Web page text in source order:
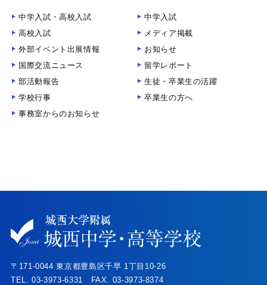
中学入試・高校入試
中学入試
高校入試
メディア掲載
外部イベント出展情報
お知らせ
国際交流ニュース
留学レポート
部活動報告
生徒・卒業生の活躍
学校行事
卒業生の方へ
事務室からのお知らせ
〒171-0044 東京都豊島区千早 1丁目10-26
TEL. 03-3973-6331 FAX. 03-3973-8374